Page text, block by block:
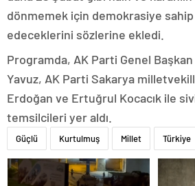
dönmemek için demokrasiye sahip
edeceklerini sözlerine ekledi.
Programda, AK Parti Genel Başkan
Yavuz, AK Parti Sakarya
Erdoğan ve Ertuğrul Kocacık ile
temsilcileri yer aldı.
Güçlü Kurtulmuş Millet Türkiye